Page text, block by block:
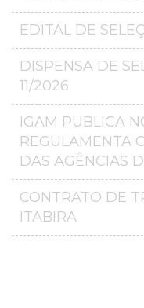
EDITAL DE
DISPENSA DE
11/2026
IGAM PUBLICA
REGULAMENTA
DAS AGÊNCIAS
CONTRATO DE
ITABIRA